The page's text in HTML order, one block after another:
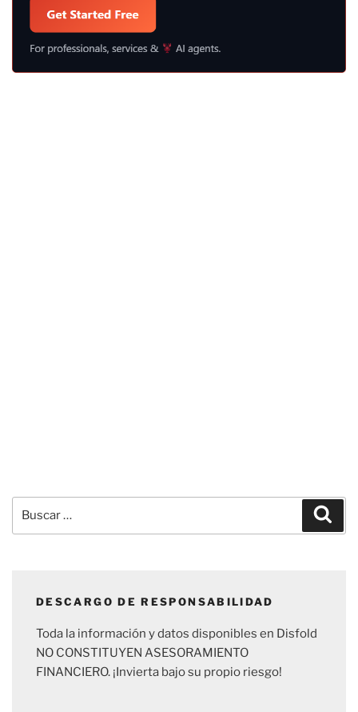
por:
DESCARGO DE RESPONSABILIDAD
Toda la información y datos disponibles en Disfold
NO CONSTITUYEN ASESORAMIENTO
FINANCIERO. ¡Invierta bajo su propio riesgo!